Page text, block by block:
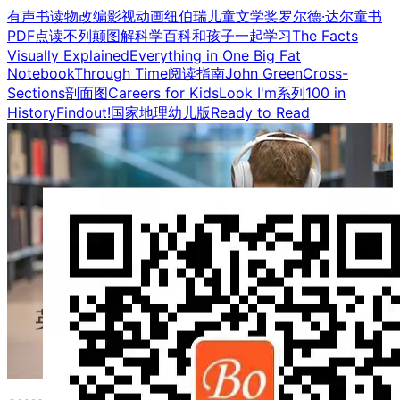
有声书读物改编影视动画纽伯瑞儿童文学奖罗尔德·达尔童书
PDF点读不列颠图解科学百科和孩子一起学习The Facts
Visually ExplainedEverything in One Big Fat
NotebookThrough Time阅读指南John GreenCross-
Sections剖面图Careers for KidsLook I'm系列100 in
HistoryFindout!国家地理幼儿版Ready to Read